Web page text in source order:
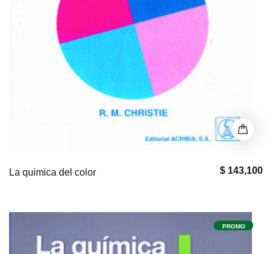
$ 143,100
La quimica del color
PROMO